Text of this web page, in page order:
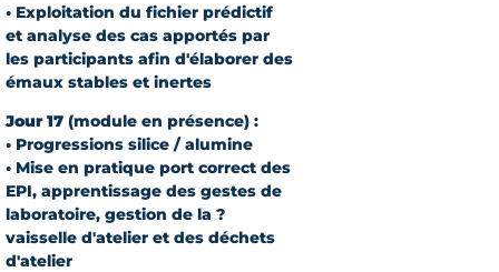
• Exploitation du fichier prédictif
et analyse des cas apportés par
les participants afin d'élaborer des
émaux stables et inertes
Jour 17 (module en présence) :
• Progressions silice / alumine
• Mise en pratique port correct des
EPI, apprentissage des gestes de
laboratoire, gestion de la ?
vaisselle d'atelier et des déchets
d'atelier